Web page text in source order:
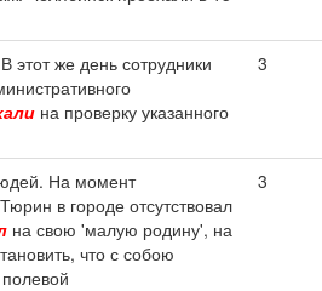
этот же день сотрудники
на проверку указанного
3
На момент
в городе отсутствовал
на свою 'малую родину', на
что с собою
3